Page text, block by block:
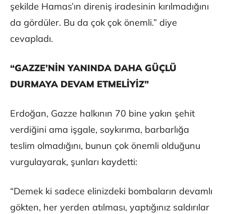
şekilde Hamas’ın direniş iradesinin kırılmadığını
da gördüler. Bu da çok çok önemli.” diye
cevapladı.
“GAZZE’NİN YANINDA DAHA GÜÇLÜ
DURMAYA DEVAM ETMELİYİZ”
Erdoğan, Gazze halkının 70 bine yakın şehit
verdiğini ama işgale, soykırıma, barbarlığa
teslim olmadığını, bunun çok önemli olduğunu
vurgulayarak, şunları kaydetti:
“Demek ki sadece elinizdeki bombaların devamlı
gökten, her yerden atılması, yaptığınız saldırılar